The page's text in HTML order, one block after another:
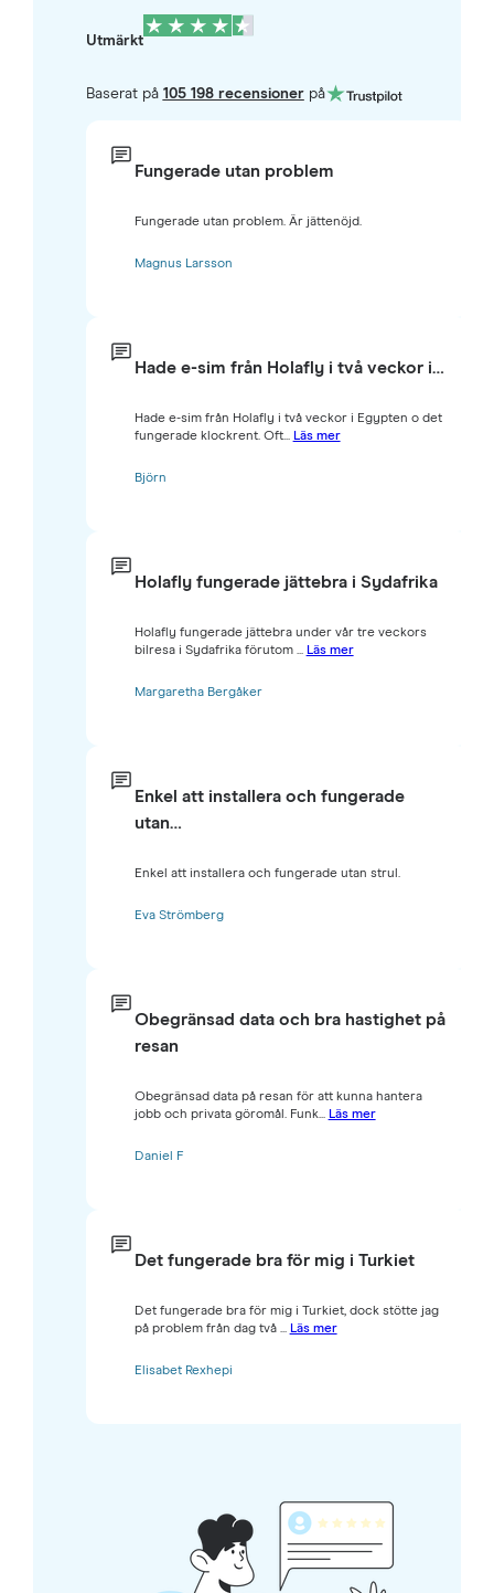
Utmärkt
Baserat på 105 198 recensionerpå
Fungerade utan problem
Fungerade utan problem. Är jättenöjd.
Magnus Larsson
Hade e-sim från Holafly i två veckor i…
Hade e-sim från Holafly i två veckor i Egypten o det
fungerade klockrent. Oft... Läs mer
Björn
Holafly fungerade jättebra i Sydafrika
Holafly fungerade jättebra under vår tre veckors
bilresa i Sydafrika förutom ... Läs mer
Margaretha Bergåker
Enkel att installera och fungerade
utan…
Enkel att installera och fungerade utan strul.
Eva Strömberg
Obegränsad data och bra hastighet på
resan
Obegränsad data på resan för att kunna hantera
jobb och privata göromål. Funk... Läs mer
Daniel F
Det fungerade bra för mig i Turkiet
Det fungerade bra för mig i Turkiet, dock stötte jag
på problem från dag två ... Läs mer
Elisabet Rexhepi